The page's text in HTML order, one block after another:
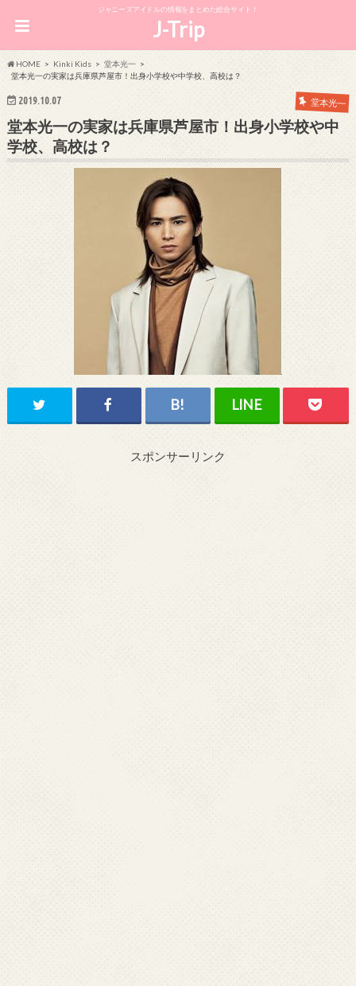
ジャニーズアイドルの情報をまとめた総合サイト！
J-Trip
HOME Kinki Kids
堂本光一
堂本光一の実家は兵庫県芦屋市！出身小学校や中学校、高校は？
2019.10.07 堂本光一
堂本光一の実家は兵庫県芦屋市！出身小学校や中
学校、高校は？
スポンサーリンク